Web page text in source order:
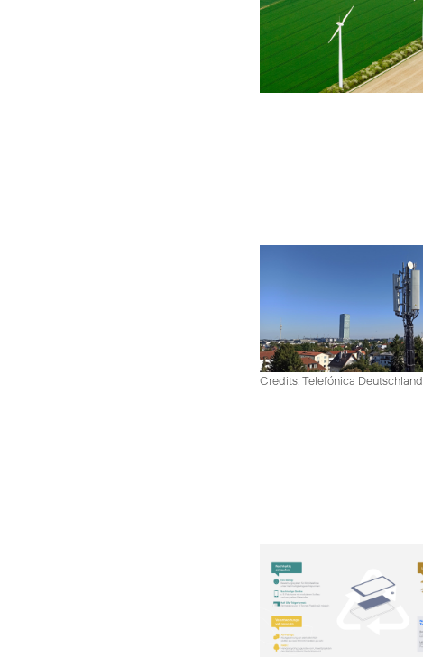
Credits: Telefónica Deutschland